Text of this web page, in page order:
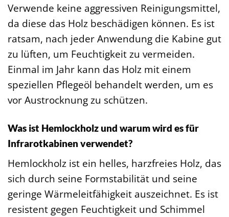
Verwende keine aggressiven Reinigungsmittel,
da diese das Holz beschädigen können. Es ist
ratsam, nach jeder Anwendung die Kabine gut
zu lüften, um Feuchtigkeit zu vermeiden.
Einmal im Jahr kann das Holz mit einem
speziellen Pflegeöl behandelt werden, um es
vor Austrocknung zu schützen.
Was ist Hemlockholz und warum wird es für
Infrarotkabinen verwendet?
Hemlockholz ist ein helles, harzfreies Holz, das
sich durch seine Formstabilität und seine
geringe Wärmeleitfähigkeit auszeichnet. Es ist
resistent gegen Feuchtigkeit und Schimmel